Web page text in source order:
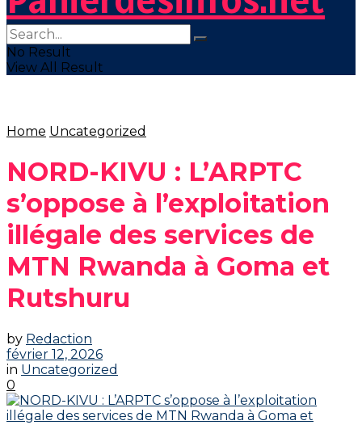
No Result
View All Result
Home Uncategorized
NORD-KIVU : L’ARPTC
s’oppose à l’exploitation
illégale des services de
MTN Rwanda à Goma et
Rutshuru
by Redaction
février 12, 2026
in Uncategorized
0